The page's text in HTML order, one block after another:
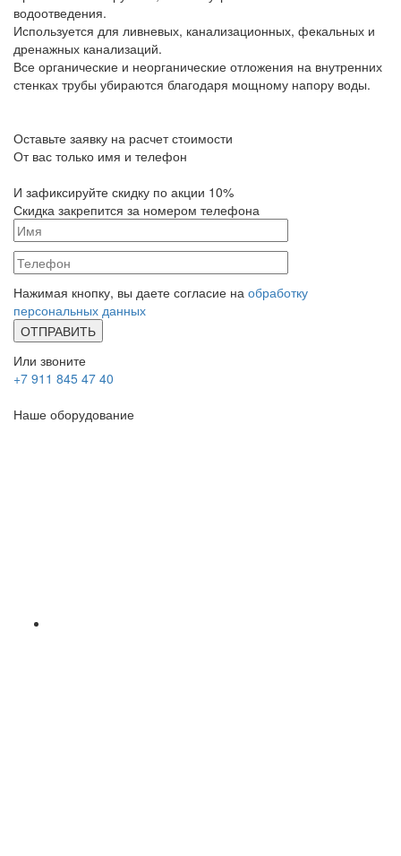
водоотведения.
Используется для ливневых, канализационных, фекальных и
дренажных канализаций.
Все органические и неорганические отложения на внутренних
стенках трубы убираются благодаря мощному напору воды.
Оставьте заявку на расчет стоимости
От вас только имя и телефон
И зафиксируйте скидку по акции 10%
Скидка закрепится за номером телефона
Нажимая кнопку, вы даете согласие на обработку
персональных данных
Или звоните
+7 911 845 47 40
Наше оборудование